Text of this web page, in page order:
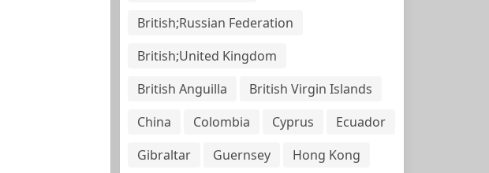
British;Russian Federation
British;United Kingdom
British Anguilla
British Virgin Islands
China
Colombia Cyprus
Ecuador
Gibraltar
Guernsey
Hong Kong